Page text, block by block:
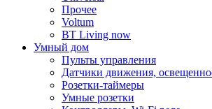
Прочее
Voltum
BT Living now
Умный дом
Пульты управления
Датчики движения,
Розетки-таймеры
Умные розетки